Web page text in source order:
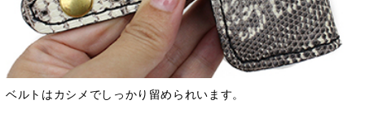
ベルトはカシメでしっかり留められいます。